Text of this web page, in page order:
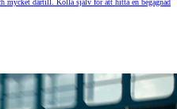
mycket därtill. Kolla själv för att hitta en begagnad